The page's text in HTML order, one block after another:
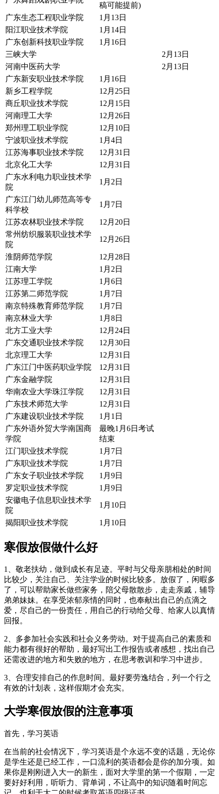
稿可能提前)
广东生态工程职业学院
1月13日
阳江职业技术学院
1月14日
广东创新科技职业学院
1月16日
三峡大学
2月13日
河南中医药大学
2月13日
广东新安职业技术学院
1月16日
新乡工程学院
12月25日
商丘职业技术学院
12月15日
河南理工大学
12月26日
郑州理工职业学院
12月10日
宁波职业技术学院
1月4日
江苏海事职业技术学院
12月31日
北京化工大学
12月31日
广东水利电力职业技术学
院
1月2日
广东江门幼儿师范高等专
科学校
1月7日
江苏农林职业技术学院
12月20日
常州纺织服装职业技术学
院
12月26日
淮阴师范学院
12月28日
江南大学
1月2日
江苏理工学院
1月6日
江苏第二师范学院
1月7日
南京特殊教育师范学院
1月7日
南京林业大学
1月8日
北方工业大学
12月24日
广东交通职业技术学院
12月30日
北京理工大学
12月31日
广东江门中医药职业学院
12月31日
广东金融学院
12月31日
华南农业大学珠江学院
12月31日
广东技术师范大学
12月31日
广东建设职业技术学院
1月1日
广东外语外贸大学南国商
学院
最晚1月6日考试
结束
江门职业技术学院
1月7日
广东职业技术学院
1月7日
广东女子职业技术学院
1月9日
罗定职业技术学院
1月9日
安徽电子信息职业技术学
院
1月10日
揭阳职业技术学院 1月10日
寒假放假做什么好
1、敬老扶幼，做到成长有足迹。平时与父母亲朋相处的时间
比较少，关注自己、关注学业的时候比较多。放假了，闲暇多
了，可以帮助家长做些家务，陪父母散散步，走走亲戚，辅导
弟弟妹妹。在享受浓郁亲情的同时，也奉献出自己的点滴之
爱，尽自己的一份责任，用自己的行动给父母、给家人以真情
回报。
2、多参加社会实践和社会义务劳动。对于提高自己的素质和
能力都有很好的帮助，最好写出工作报告或者感想，找出自己
还需改进的地方和失败的地方，在思考教训和学习中进步。
3、合理安排自己的作息时间。最好要劳逸结合，列一个行之
有效的计划表，这样假期才会充实。
大学寒假放假的注意事项
首先，学习英语
在当前的社会情况下，学习英语是个永远不变的话题，无论你
是学生还是已经工作，一口流利的英语都会是你的加分项。如
果你是刚刚进入大一的新生，面对大学里的第一个假期，一定
要好好利用，听听力、背单词，不让高中的知识随着时间忘